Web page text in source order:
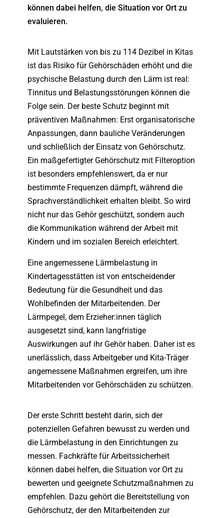
können dabei helfen, die Situation vor Ort zu
evaluieren.
Mit Lautstärken von bis zu 114 Dezibel in Kitas
ist das Risiko für Gehörschäden erhöht und die
psychische Belastung durch den Lärm ist real:
Tinnitus und Belastungsstörungen können die
Folge sein. Der beste Schutz beginnt mit
präventiven Maßnahmen: Erst organisatorische
Anpassungen, dann bauliche Veränderungen
und schließlich der Einsatz von Gehörschutz.
Ein maßgefertigter Gehörschutz mit Filteroption
ist besonders empfehlenswert, da er nur
bestimmte Frequenzen dämpft, während die
Sprachverständlichkeit erhalten bleibt. So wird
nicht nur das Gehör geschützt, sondern auch
die Kommunikation während der Arbeit mit
Kindern und im sozialen Bereich erleichtert.
Eine angemessene Lärmbelastung in
Kindertagesstätten ist von entscheidender
Bedeutung für die Gesundheit und das
Wohlbefinden der Mitarbeitenden. Der
Lärmpegel, dem Erzieher:innen täglich
ausgesetzt sind, kann langfristige
Auswirkungen auf ihr Gehör haben. Daher ist es
unerlässlich, dass Arbeitgeber und Kita-Träger
angemessene Maßnahmen ergreifen, um ihre
Mitarbeitenden vor Gehörschäden zu schützen.
Der erste Schritt besteht darin, sich der
potenziellen Gefahren bewusst zu werden und
die Lärmbelastung in den Einrichtungen zu
messen. Fachkräfte für Arbeitssicherheit
können dabei helfen, die Situation vor Ort zu
bewerten und geeignete Schutzmaßnahmen zu
empfehlen. Dazu gehört die Bereitstellung von
Gehörschutz, der den Mitarbeitenden zur